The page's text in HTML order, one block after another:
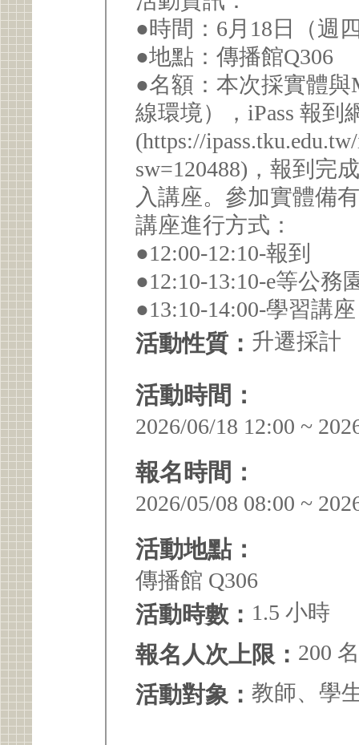
●時間：6月18日（週
●地點：傳播館Q306
●名額：本次採實體與
線環境），iPass 報到
(https://
sw=120488)，報到完
入講座。參加實體備
講座進行方式：
●12:00-12:10-報到
●12:10-13:10-e等公
●13:10-14:00-學習講
活動性質： 升遷採計
活動時間：
2026/06/18 12:00 ~
報名時間：
2026/05/08 08:00 ~
活動地點：
傳播館 Q306
活動時數： 1.5 小時
報名人次上限： 200 名
活動對象： 教師、學